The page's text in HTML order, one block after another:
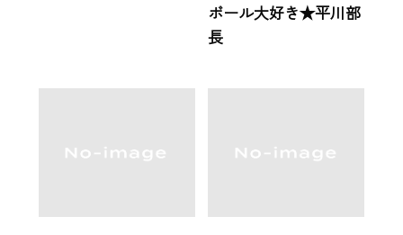
ボール大好き★平川部
長